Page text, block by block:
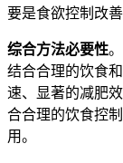
要是食欲控制改
综合方法必要性
结合合理的饮食
速、显著的减肥
合合理的饮食控
用。